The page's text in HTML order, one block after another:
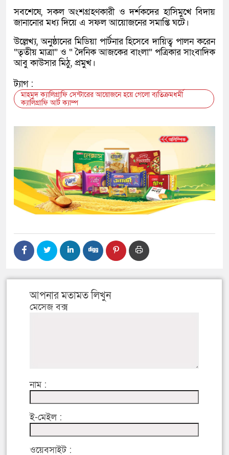
সবশেষে, সকল অংশগ্রহণকারী ও দর্শকদের হাসিমুখে বিদায়
জানানোর মধ্য দিয়ে এ সফল আয়োজনের সমাপ্তি ঘটে।
উল্লেখ্য, অনুষ্ঠানের মিডিয়া পার্টনার হিসেবে দায়িত্ব পালন করেন
“তৃতীয় মাত্রা” ও “ দৈনিক আজকের বাংলা” পত্রিকার সাংবাদিক
আবু কাউসার মিঠু, প্রমুখ।
ট্যাগ :
মাহমুদ ক্যালিগ্রাফি সেন্টারের আয়োজনে হয়ে গেলো ব্যতিক্রমধর্মী
ক্যালিগ্রাফি আর্ট ক্যাম্প
আপনার মতামত লিখুন
মেসেজ বক্স
নাম :
ই-মেইল :
ওয়েবসাইট :